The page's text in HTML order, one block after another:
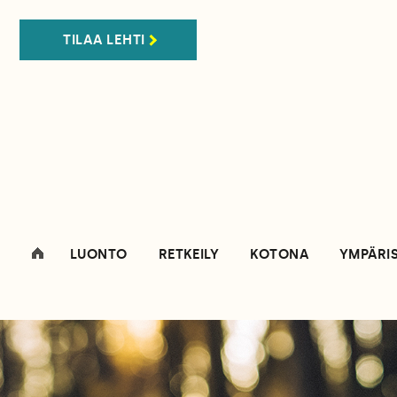
TILAA LEHTI
LUONTO RETKEILY KOTONA